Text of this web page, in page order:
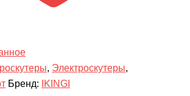
, Электроскутеры,
Бренд: IKINGI